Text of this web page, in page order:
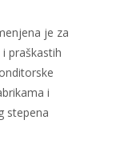
je za
praškastih
i
stepena